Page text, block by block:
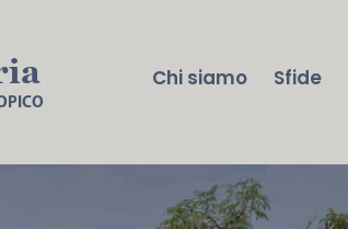
Chi siamo Sfide